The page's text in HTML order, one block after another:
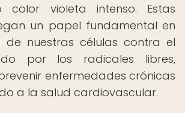
color violeta intenso. Estas
un papel fundamental en
de nuestras células contra el
por los radicales libres,
enfermedades crónicas
a la salud cardiovascular.